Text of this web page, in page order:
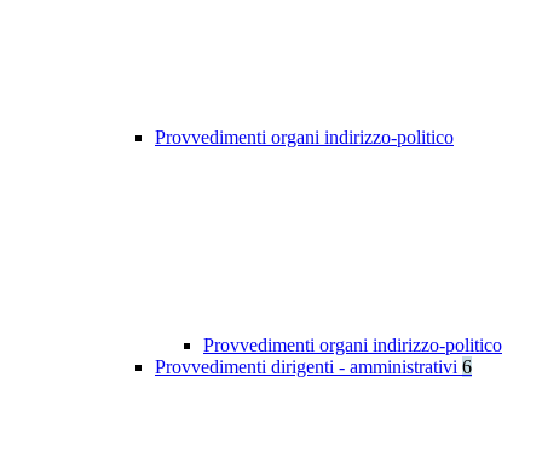
Provvedimenti organi indirizzo-politico
Provvedimenti organi indirizzo-politico
Provvedimenti dirigenti - amministrativi 6